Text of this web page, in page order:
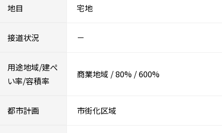
地目 宅地
接道状況 －
用途地域/建ぺ
い率/容積率
商業地域 /80% /600%
都市計画 市街化区域